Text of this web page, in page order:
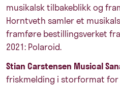
musikalsk tilbakeblikk og
Horntveth samler et
framføre bestillingsverket
2021: Polaroid.
Stian Carstensen Musical
friskmelding i storformat